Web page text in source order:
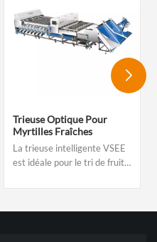
Trieuse Optique Pour
Myrtilles Fraîches
La trieuse intelligente VSEE
est idéale pour le tri de fruits
châtaignes, les cerneaux de